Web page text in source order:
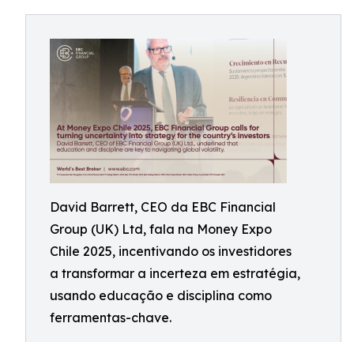
David Barrett, CEO da EBC Financial
Group (UK) Ltd, fala na Money Expo
Chile 2025, incentivando os investidores
a transformar a incerteza em estratégia,
usando educação e disciplina como
ferramentas-chave.